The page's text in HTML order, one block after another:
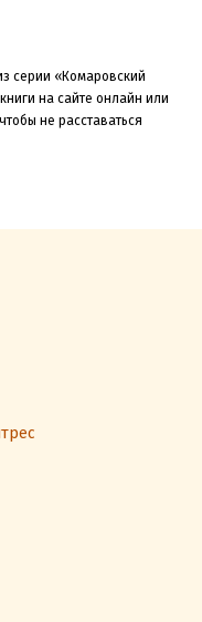
серии «Комаровский
на сайте онлайн или
не расставаться